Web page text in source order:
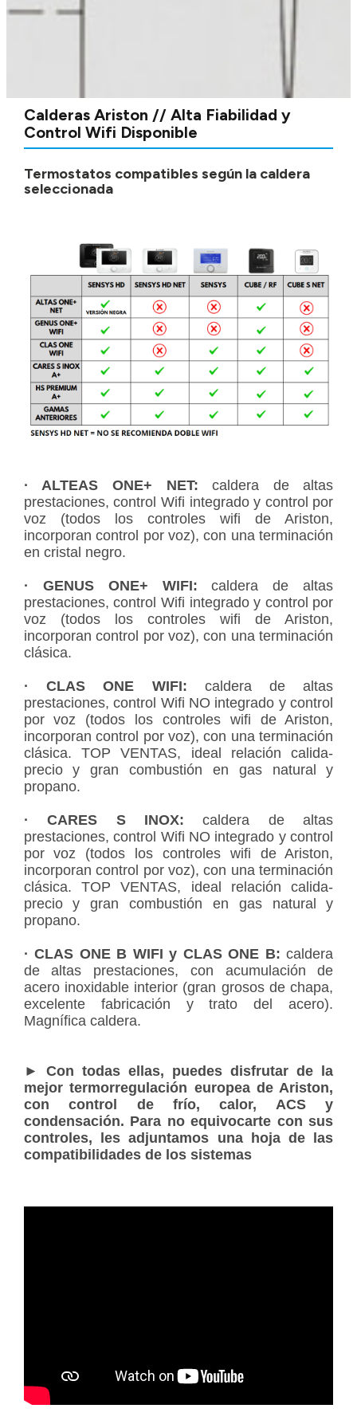
Calderas Ariston // Alta Fiabilidad y
Control Wifi Disponible
Termostatos compatibles según la caldera
seleccionada
· ALTEAS ONE+ NET: caldera de altas
prestaciones, control Wifi integrado y control por
voz (todos los controles wifi de Ariston,
incorporan control por voz), con una terminación
en cristal negro.
· GENUS ONE+ WIFI:caldera de altas
prestaciones, control Wifi integrado y control por
voz (todos los controles wifi de Ariston,
incorporan control por voz), con una terminación
clásica.
· CLAS ONE WIFI: caldera de altas
prestaciones, control Wifi NO integrado y control
por voz (todos los controles wifi de Ariston,
incorporan control por voz), con una terminación
clásica. TOP VENTAS, ideal relación calida-
precio y gran combustión en gas natural y
propano.
· CARES S INOX:caldera de altas
prestaciones, control Wifi NO integrado y control
por voz (todos los controles wifi de Ariston,
incorporan control por voz), con una terminación
clásica. TOP VENTAS, ideal relación calida-
precio y gran combustión en gas natural y
propano.
· CLAS ONE B WIFI y CLAS ONE B: caldera
de altas prestaciones, con acumulación de
acero inoxidable interior (gran grosos de chapa,
excelente fabricación y trato del acero).
Magnífica caldera.
► Con todas ellas, puedes disfrutar de la
mejor termorregulación europea de Ariston,
con control de frío, calor, ACS y
condensación. Para no equivocarte con sus
controles, les adjuntamos una hoja de las
compatibilidades de los sistemas